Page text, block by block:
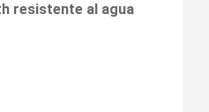
resistente al agua